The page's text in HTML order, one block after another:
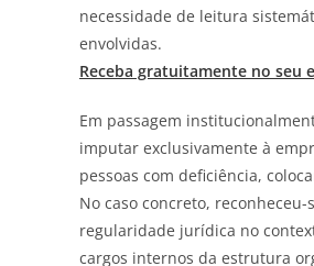
necessidade de leitura
envolvidas.
Receba gratuitamente no seu
Em passagem
imputar exclusivamente à
pessoas com deficiência,
No caso concreto,
regularidade jurídica no
cargos internos da estrutura